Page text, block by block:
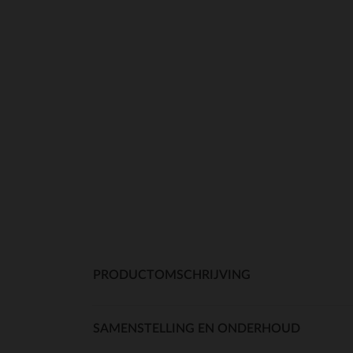
PRODUCTOMSCHRIJVING
SAMENSTELLING EN ONDERHOUD